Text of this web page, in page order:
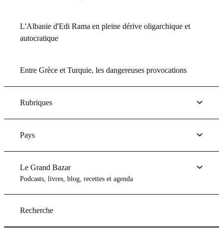
L'Albanie d'Edi Rama en pleine dérive oligarchique et
autocratique
Entre Grèce et Turquie, les dangereuses provocations
Rubriques
Pays
Le Grand Bazar
Podcasts, livres, blog, recettes et agenda
Recherche